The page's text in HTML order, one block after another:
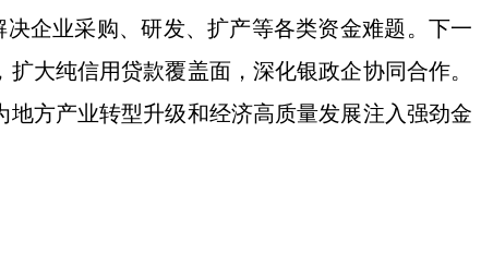
企业采购、研发、扩产等各类资金难题。 下一
大纯信用贷款覆盖面，深化银政企协同合作。
方产业转型升级和经济高质量发展注入强劲金